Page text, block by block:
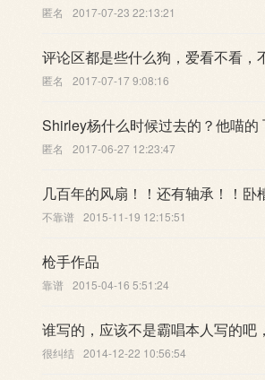
匿名 2017-07-23 22:13:21
评论区都是些什么狗，爱看不看，
匿名 2017-07-17 9:08:16
Shirley杨什么时候过去的？他喵的
匿名 2017-06-27 12:23:47
几百年的风扇！！还有轴承！！卧
不靠谱 2015-11-19 12:15:51
枪手作品
靠谱 2015-04-16 5:51:24
谁写的，应该不是霸唱本人写的吧
很纠结 2014-12-22 10:56:54